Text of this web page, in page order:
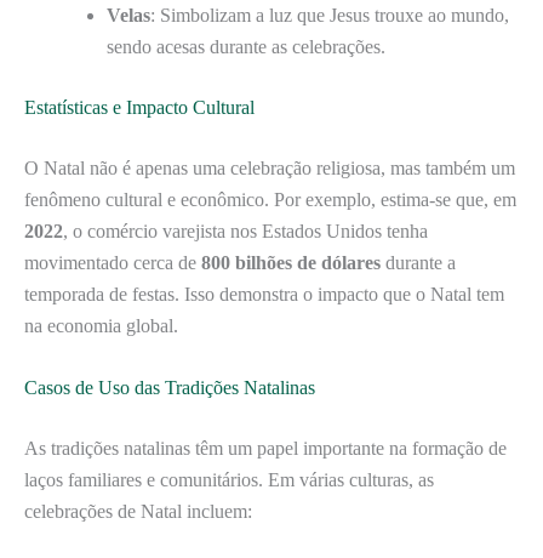
Velas: Simbolizam a luz que Jesus trouxe ao mundo,
sendo acesas durante as celebrações.
Estatísticas e Impacto Cultural
O Natal não é apenas uma celebração religiosa, mas também um
fenômeno cultural e econômico. Por exemplo, estima-se que, em
2022, o comércio varejista nos Estados Unidos tenha
movimentado cerca de 800 bilhões de dólares durante a
temporada de festas. Isso demonstra o impacto que o Natal tem
na economia global.
Casos de Uso das Tradições Natalinas
As tradições natalinas têm um papel importante na formação de
laços familiares e comunitários. Em várias culturas, as
celebrações de Natal incluem: